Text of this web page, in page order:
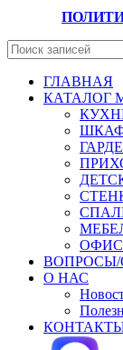
ГЛАВНАЯ
КАТАЛОГ
О НАС